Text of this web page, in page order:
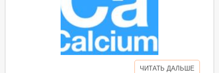
ЧИТАТЬ ДАЛЬШЕ